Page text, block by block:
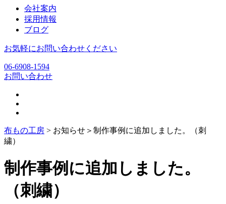
会社案内
採用情報
ブログ
お気軽にお問い合わせください
06-6908-1594
お問い合わせ
布もの工房 > お知らせ＞ 制作事例に追加しました。（刺
繍）
制作事例に追加しました。
（刺繍）